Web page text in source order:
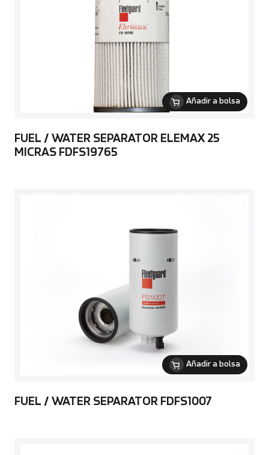
Añadir a bolsa
FUEL / WATER SEPARATOR ELEMAX 25
MICRAS FDFS19765
Añadir a bolsa
FUEL / WATER SEPARATOR FDFS1007